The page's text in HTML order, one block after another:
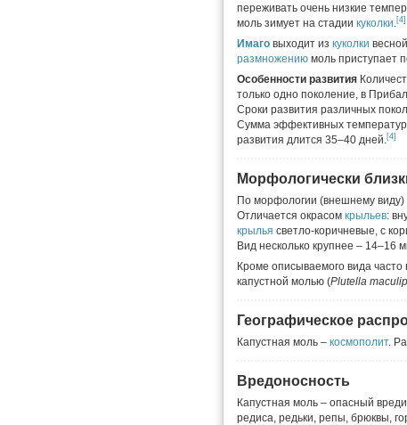
переживать очень низкие
моль зимует на стадии куколки.[4]
Имаго выходит из куколки
размножению моль приступает
Особенности развития
только одно поколение, в
Сроки развития различных
Сумма эффективных температур
развития длится 35–40 дней.[4]
Морфологически
По морфологии (внешнему виду)
Отличается окрасом крыльев:
крылья светло-коричневые, с
Вид несколько крупнее – 14–16
Кроме описываемого вида часто
капустной молью (Plutella
Географическое
Капустная моль – космополит.
Вредоносность
Капустная моль – опасный
редиса, редьки, репы, брюквы,